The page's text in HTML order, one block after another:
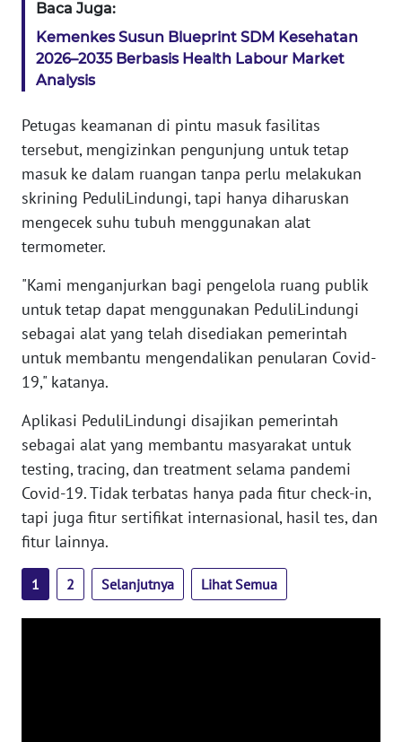
Baca Juga:
Kemenkes Susun Blueprint SDM Kesehatan
2026–2035 Berbasis Health Labour Market
Analysis
Petugas keamanan di pintu masuk fasilitas
tersebut, mengizinkan pengunjung untuk tetap
masuk ke dalam ruangan tanpa perlu melakukan
skrining PeduliLindungi, tapi hanya diharuskan
mengecek suhu tubuh menggunakan alat
termometer.
"Kami menganjurkan bagi pengelola ruang publik
untuk tetap dapat menggunakan PeduliLindungi
sebagai alat yang telah disediakan pemerintah
untuk membantu mengendalikan penularan Covid-
19," katanya.
Aplikasi PeduliLindungi disajikan pemerintah
sebagai alat yang membantu masyarakat untuk
testing, tracing, dan treatment selama pandemi
Covid-19. Tidak terbatas hanya pada fitur check-in,
tapi juga fitur sertifikat internasional, hasil tes, dan
fitur lainnya.
1 2 Selanjutnya Lihat Semua
RIAU
WN
WN
JAMBI
WN
WN
NTB
WN
WN
SULBAR
WN
BABEL
WN
SUMBAR
WN